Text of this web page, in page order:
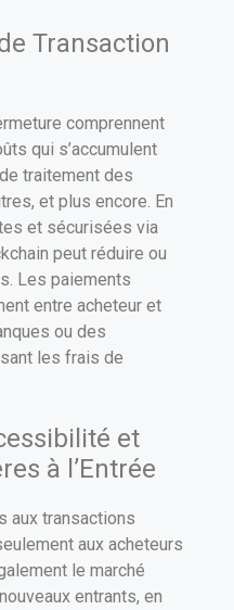
Transaction
comprennent
qui s’accumulent
traitement des
et plus encore. En
et sécurisées via
peut réduire ou
Les paiements
entre acheteur et
ou des
les frais de
et
à l’Entrée
aux transactions
aux acheteurs
le marché
entrants, en